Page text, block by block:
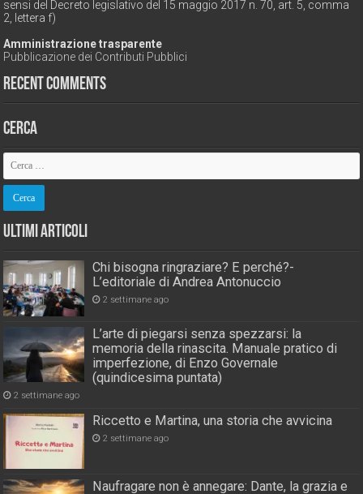
sensi del Decreto legislativo del 15 maggio 2017 n. 70, art. 5, comma
2, lettera f)
Amministrazione trasparente
Pubblicazione dei Contributi Pubblici
Recent Comments
Cerca
Ultimi Articoli
Chi bisogna ringraziare? E perché?-
L’editoriale di Andrea Antonuccio
2 settimane ago
L’arte di piegarsi senza spezzarsi: la
memoria della rinascita. Manuale pratico di
imperfezione, di Enzo Governale
(quindicesima puntata)
2 settimane ago
Riccetto e Martina, una storia che avvicina
2 settimane ago
Naufragare non è annegare: Dante, la grazia e